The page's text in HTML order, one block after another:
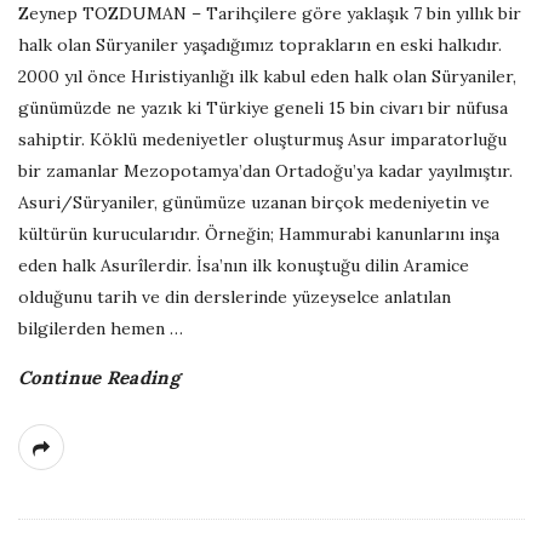
Zeynep TOZDUMAN – Tarihçilere göre yaklaşık 7 bin yıllık bir
halk olan Süryaniler yaşadığımız toprakların en eski halkıdır.
2000 yıl önce Hıristiyanlığı ilk kabul eden halk olan Süryaniler,
günümüzde ne yazık ki Türkiye geneli 15 bin civarı bir nüfusa
sahiptir. Köklü medeniyetler oluşturmuş Asur imparatorluğu
bir zamanlar Mezopotamya’dan Ortadoğu’ya kadar yayılmıştır.
Asuri/Süryaniler, günümüze uzanan birçok medeniyetin ve
kültürün kurucularıdır. Örneğin; Hammurabi kanunlarını inşa
eden halk Asurîlerdir. İsa’nın ilk konuştuğu dilin Aramice
olduğunu tarih ve din derslerinde yüzeyselce anlatılan
bilgilerden hemen …
Continue Reading